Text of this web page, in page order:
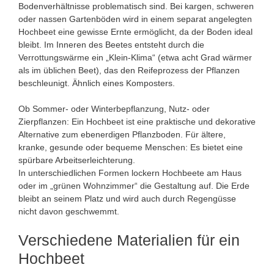
Bodenverhältnisse problematisch sind. Bei kargen, schweren
oder nassen Gartenböden wird in einem separat angelegten
Hochbeet eine gewisse Ernte ermöglicht, da der Boden ideal
bleibt. Im Inneren des Beetes entsteht durch die
Verrottungswärme ein „Klein-Klima“ (etwa acht Grad wärmer
als im üblichen Beet), das den Reifeprozess der Pflanzen
beschleunigt. Ähnlich eines Komposters.
Ob Sommer- oder Winterbepflanzung, Nutz- oder
Zierpflanzen: Ein Hochbeet ist eine praktische und dekorative
Alternative zum ebenerdigen Pflanzboden. Für ältere,
kranke, gesunde oder bequeme Menschen: Es bietet eine
spürbare Arbeitserleichterung.
In unterschiedlichen Formen lockern Hochbeete am Haus
oder im „grünen Wohnzimmer“ die Gestaltung auf. Die Erde
bleibt an seinem Platz und wird auch durch Regengüsse
nicht davon geschwemmt.
Verschiedene Materialien für ein
Hochbeet